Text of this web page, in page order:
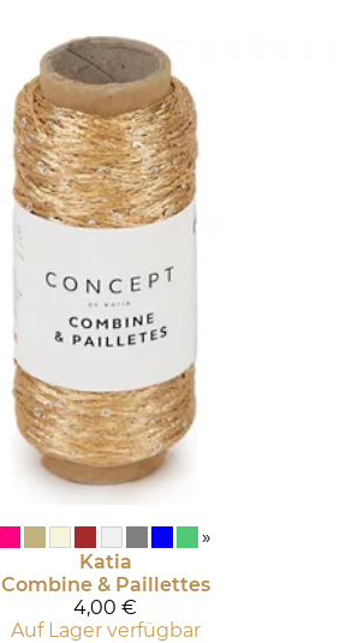
»
Katia
Combine & Paillettes
4,00 €
Auf Lager verfügbar